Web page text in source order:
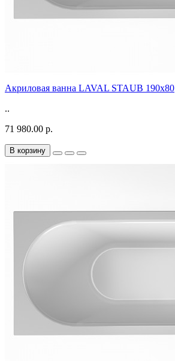
Акриловая ванна LAVAL STAUB 190х80
..
71 980.00 р.
В корзину